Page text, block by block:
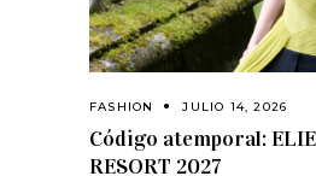
FASHION JULIO 14, 2026
Código atemporal:
RESORT 2027